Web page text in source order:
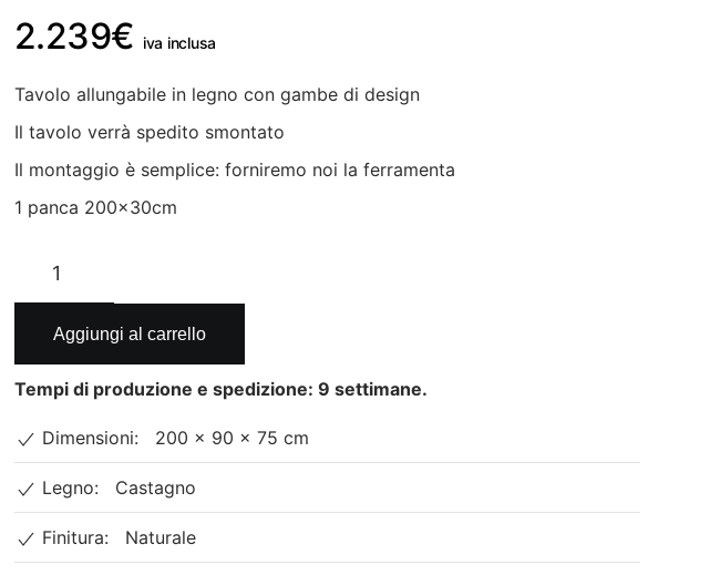
2.239€ iva inclusa
Tavolo allungabile in legno con gambe di design
Il tavolo verrà spedito smontato
Il montaggio è semplice: forniremo noi la ferramenta
1 panca 200x30cm
legno
massello
Stella
con
quantità
Aggiungi al carrello
Tempi di produzione e spedizione: 9 settimane.
Dimensioni: 200 × 90 × 75 cm
Legno: Castagno
Finitura: Naturale